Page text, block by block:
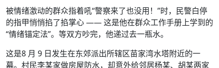
被情绪激动的群众指着吼“警察来了也没用！”时，民警白停
的指甲悄悄掐了掐掌心 —— 这是他在群众工作手册上学到的
“情绪锚定法”。等双方吵完，他递过去一瓶水。
这是8 月 9 日发生在东郊派出所辖区苗家湾水塔附近的一
幕。村民李某家做房屋防水，却意外给邻居杨某、胡某两家